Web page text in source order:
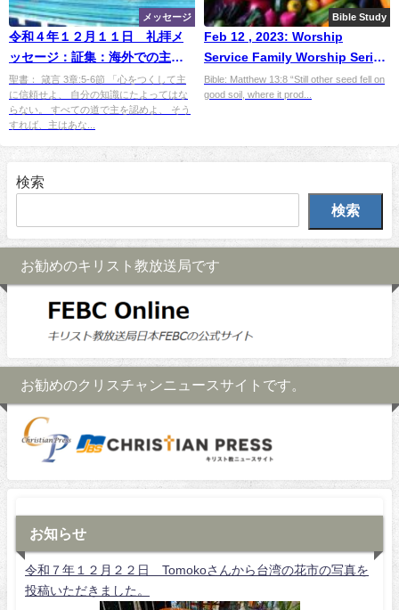
メッセージ
令和４年１２月１１日 礼拝メ
ッセージ：証集：海外での主の
めぐみ：アメリカミネソタ州で
の証（３）「チャプレンの日
常」
聖書： 箴言 3章:5-6節 「心をつくして主
に信頼せよ、 自分の知識にたよってはな
らない。 すべての道で主を認めよ、 そう
すれば、主はあな...
Bible Study
Feb 12 , 2023: Worship
Service Family Worship Series
No.2 ,"Rich Soil”
Bible: Matthew 13:8 “Still other seed fell on
good soil, where it prod...
検索
検索
お勧めのキリスト教放送局です
お勧めのクリスチャンニュースサイトです。
お知らせ
令和７年１２月２２日 Tomokoさんから台湾の花市の写真を
投稿いただきました。